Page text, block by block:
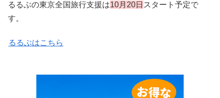
るるぶの東京全国旅行支援は10月20日 スタート予定で
す。
るるぶはこちら